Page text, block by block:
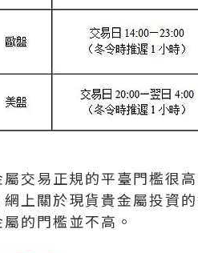
屬交易正規的平臺門檻很
網上關於現貨貴金屬投資
的門檻並不高。